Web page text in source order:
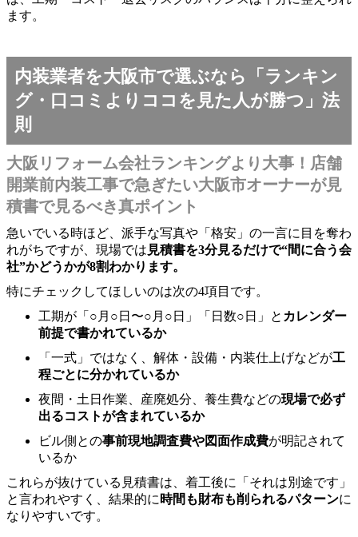
ます。
内装業者を大阪市で選ぶなら「ランキン
グ・口コミよりココを見た人が勝つ」法
則
大阪リフォーム会社ランキングより大事！店舗
開業前内装工事で急ぎたい大阪市オーナーが見
積書で見るべき真ポイント
急いでいる時ほど、派手な写真や「格安」の一言に目を奪わ
れがちですが、現場では 見積書を3分見るだけで“間に合う会
社”かどうかが8割わかります。
特にチェックしてほしいのは次の4項目です。
工期が「○月○日〜○月○日」「日数○日」と カレンダー
前提で書かれているか
「一式」ではなく、解体・設備・内装仕上げなどが工
程ごとに分かれているか
夜間・土日作業、産廃処分、養生費などの現場で必ず
出るコストが含まれているか
ビル側との事前現地調査費や図面作成費が明記されて
いるか
これらが抜けている見積書は、着工後に「それは別途です」
と言われやすく、結果的に 時間も財布も削られるパターンに
なりやすいです。